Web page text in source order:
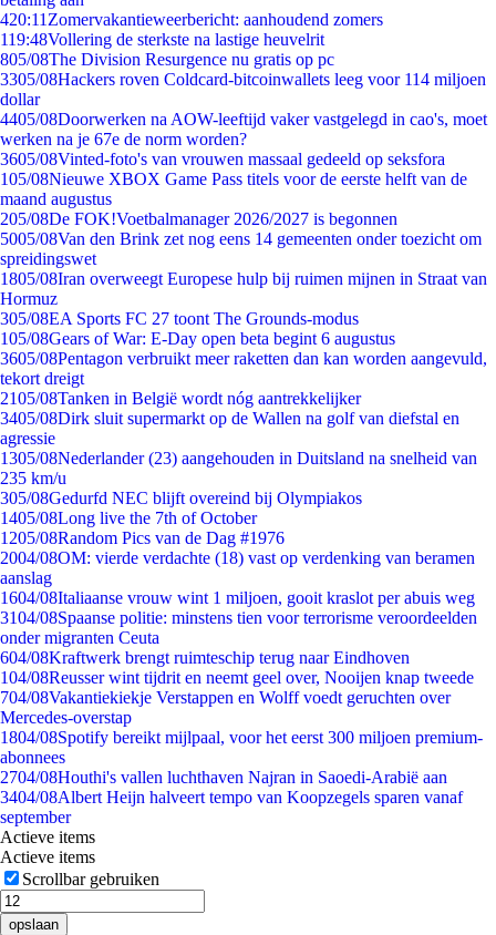
420:11 Zomervakantieweerbericht: aanhoudend zomers
119:48Vollering de sterkste na lastige heuvelrit
805/08The Division Resurgence nu gratis op pc
3305/08Hackers roven Coldcard-bitcoinwallets leeg voor 114 miljoen
dollar
4405/08Doorwerken na AOW-leeftijd vaker vastgelegd in cao's, moet
werken na je 67e de norm worden?
3605/08Vinted-foto's van vrouwen massaal gedeeld op seksfora
105/08Nieuwe XBOX Game Pass titels voor de eerste helft van de
maand augustus
205/08De FOK!Voetbalmanager 2026/2027 is begonnen
5005/08Van den Brink zet nog eens 14 gemeenten onder toezicht om
spreidingswet
1805/08Iran overweegt Europese hulp bij ruimen mijnen in Straat van
Hormuz
305/08EA Sports FC 27 toont The Grounds-modus
105/08Gears of War: E-Day open beta begint 6 augustus
3605/08Pentagon verbruikt meer raketten dan kan worden aangevuld,
tekort dreigt
2105/08Tanken in België wordt nóg aantrekkelijker
3405/08Dirk sluit supermarkt op de Wallen na golf van diefstal en
agressie
1305/08Nederlander (23) aangehouden in Duitsland na snelheid van
235 km/u
305/08Gedurfd NEC blijft overeind bij Olympiakos
1405/08Long live the 7th of October
1205/08Random Pics van de Dag #1976
2004/08OM: vierde verdachte (18) vast op verdenking van beramen
aanslag
1604/08Italiaanse vrouw wint 1 miljoen, gooit kraslot per abuis weg
3104/08Spaanse politie: minstens tien voor terrorisme veroordeelden
onder migranten Ceuta
604/08Kraftwerk brengt ruimteschip terug naar Eindhoven
104/08Reusser wint tijdrit en neemt geel over, Nooijen knap tweede
704/08Vakantiekiekje Verstappen en Wolff voedt geruchten over
Mercedes-overstap
1804/08Spotify bereikt mijlpaal, voor het eerst 300 miljoen premium-
abonnees
2704/08Houthi's vallen luchthaven Najran in Saoedi-Arabië aan
3404/08Albert Heijn halveert tempo van Koopzegels sparen vanaf
september
Actieve items
Actieve items
Scrollbar gebruiken
opslaan